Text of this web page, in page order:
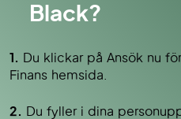
Black?
1. Du klickar på Ansök nu
Finans hemsida.
2. Du fyller i dina